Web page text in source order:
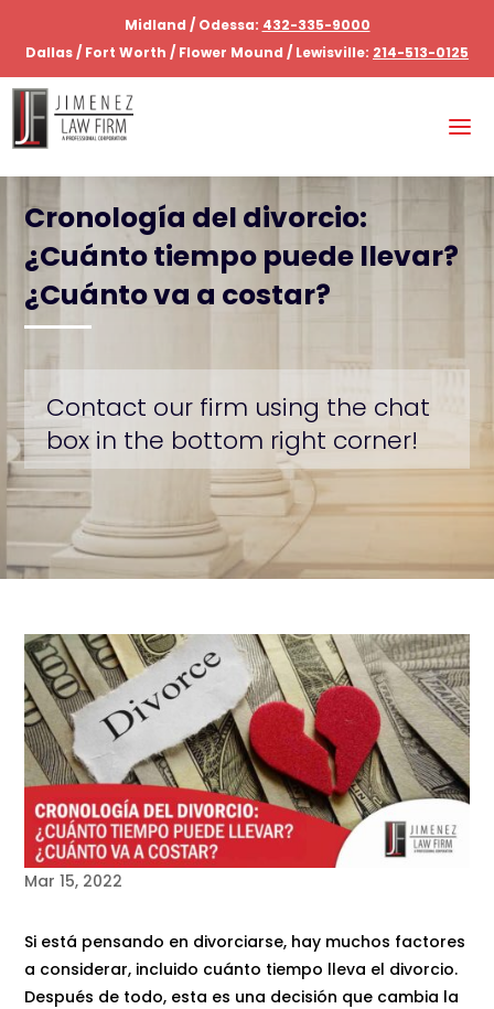
Midland / Odessa: 432-335-9000
Dallas / Fort Worth / Flower Mound / Lewisville: 214-513-0125
Cronología del divorcio:
¿Cuánto tiempo puede llevar?
¿Cuánto va a costar?
Contact our firm using the chat
box in the bottom right corner!
Mar 15, 2022
Si está pensando en divorciarse, hay muchos factores
a considerar, incluido cuánto tiempo lleva el divorcio.
Después de todo, esta es una decisión que cambia la